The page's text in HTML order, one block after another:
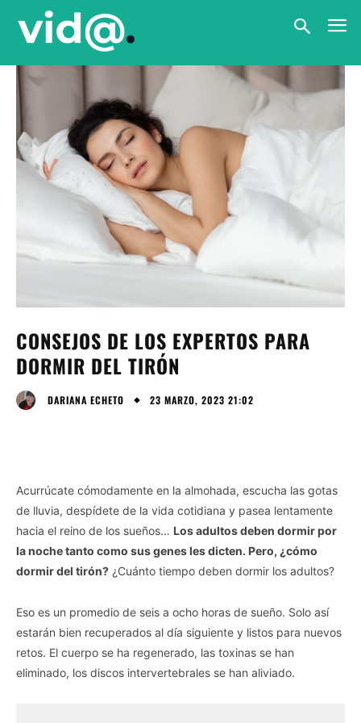
CONSEJOS DE LOS EXPERTOS PARA
DORMIR DEL TIRÓN
DARIANA ECHETO 23 MARZO, 2023 21:02
Acurrúcate cómodamente en la almohada, escucha las gotas
de lluvia, despídete de la vida cotidiana y pasea lentamente
hacia el reino de los sueños… Los adultos deben dormir por
la noche tanto como sus genes les dicten. Pero, ¿cómo
dormir del tirón? ¿Cuánto tiempo deben dormir los adultos?
Eso es un promedio de seis a ocho horas de sueño. Solo así
estarán bien recuperados al día siguiente y listos para nuevos
retos. El cuerpo se ha regenerado, las toxinas se han
eliminado, los discos intervertebrales se han aliviado.